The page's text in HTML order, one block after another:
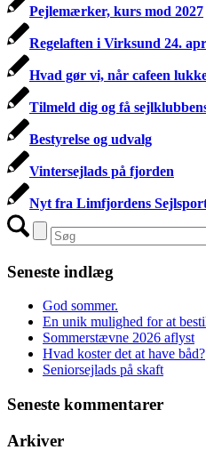
Pejlemærker, kurs mod 2027
Regelaften i Virksund 24.
Hvad gør vi, når cafeen
Tilmeld dig og få
Bestyrelse og udvalg
Vintersejlads på fjorden
Nyt fra Limfjordens
Seneste indlæg
God sommer.
En unik mulighed for at
Sommerstævne 2026 aflyst
Hvad koster det at have båd?
Seniorsejlads på skaft
Seneste kommentarer
Arkiver